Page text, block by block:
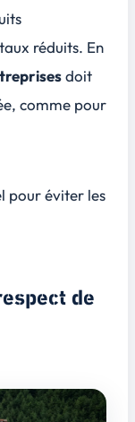
réduits. En
doit
comme pour
pour éviter les
de